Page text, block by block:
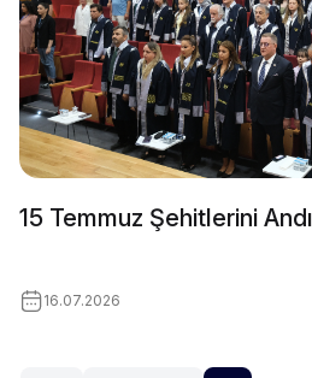
15 Temmuz Şehitlerini
16.07.2026